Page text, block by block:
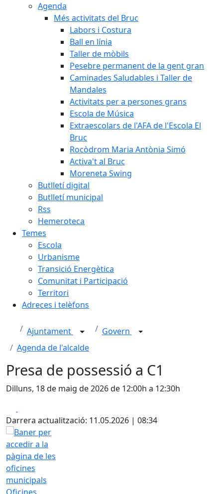
Agenda
Més activitats del Bruc
Labors i Costura
Ball en línia
Taller de mòbils
Pesebre permanent de la gent gran
Caminades Saludables i Taller de
Mandales
Activitats per a persones grans
Escola de Música
Extraescolars de l'AFA de l'Escola El
Bruc
Rocòdrom Maria Antònia Simó
Activa't al Bruc
Moreneta Swing
Butlletí digital
Butlletí municipal
Rss
Hemeroteca
Temes
Escola
Urbanisme
Transició Energètica
Comunitat i Participació
Territori
Adreces i telèfons
Ajuntament
Govern
Agenda de l'alcalde
Presa de possessió a C1
Dilluns, 18 de maig de 2026 de 12:00h a 12:30h
Darrera actualització: 11.05.2026 | 08:34